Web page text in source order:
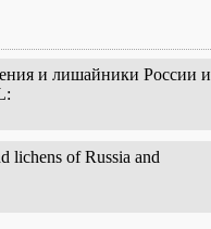
и лишайники России и
lichens of Russia and